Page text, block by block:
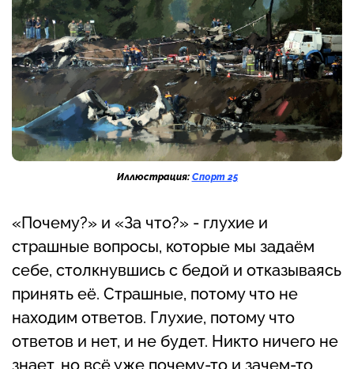
Иллюстрация: Спорт 25
«Почему?» и «За что?» - глухие и
страшные вопросы, которые мы задаём
себе, столкнувшись с бедой и отказываясь
принять её. Страшные, потому что не
находим ответов. Глухие, потому что
ответов и нет, и не будет. Никто ничего не